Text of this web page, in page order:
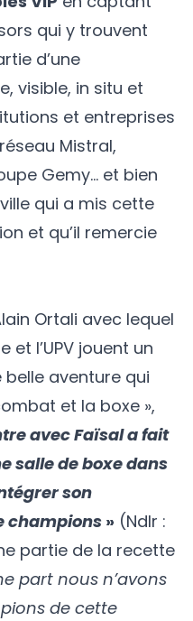
qui y trouvent
d’une
visible, in situ et
et entreprises
Mistral,
Gemy… et bien
qui a mis cette
et qu’il remercie
Ortali avec lequel
et l’UPV jouent un
aventure qui
et la boxe »,
avec Faïsal a fait
salle de boxe dans
son
champions » (Ndlr :
partie de la recette
part nous n’avons
de cette